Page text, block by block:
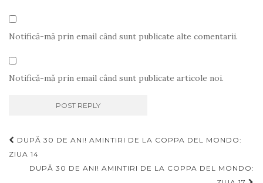
Notifică-mă prin email când sunt publicate alte comentarii.
Notifică-mă prin email când sunt publicate articole noi.
Navigare
articole
DUPĂ 30 DE ANI! AMINTIRI DE LA COPPA DEL MONDO:
ZIUA 14
DUPĂ 30 DE ANI! AMINTIRI DE LA COPPA DEL MONDO: